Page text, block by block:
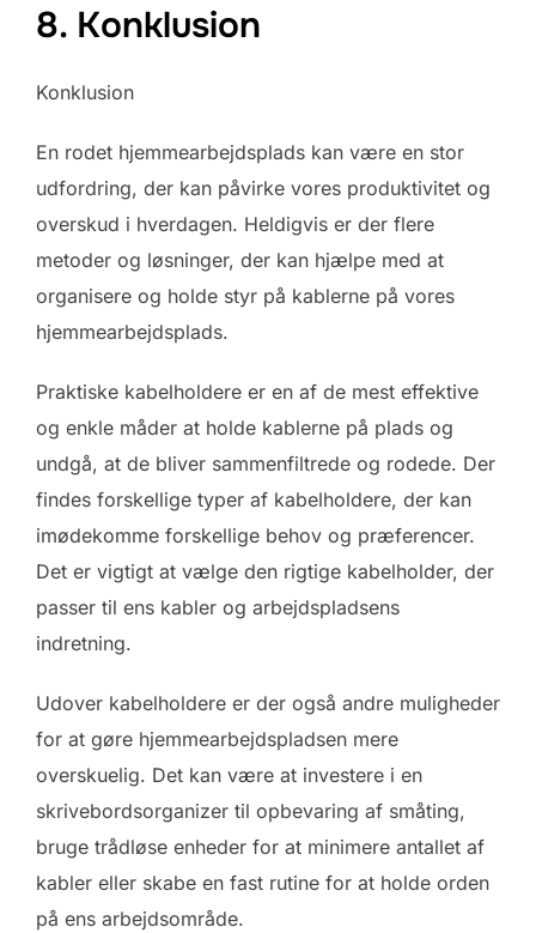
8. Konklusion
Konklusion
En rodet hjemmearbejdsplads kan være en stor
udfordring, der kan påvirke vores produktivitet og
overskud i hverdagen. Heldigvis er der flere
metoder og løsninger, der kan hjælpe med at
organisere og holde styr på kablerne på vores
hjemmearbejdsplads.
Praktiske kabelholdere er en af de mest effektive
og enkle måder at holde kablerne på plads og
undgå, at de bliver sammenfiltrede og rodede. Der
findes forskellige typer af kabelholdere, der kan
imødekomme forskellige behov og præferencer.
Det er vigtigt at vælge den rigtige kabelholder, der
passer til ens kabler og arbejdspladsens
indretning.
Udover kabelholdere er der også andre muligheder
for at gøre hjemmearbejdspladsen mere
overskuelig. Det kan være at investere i en
skrivebordsorganizer til opbevaring af småting,
bruge trådløse enheder for at minimere antallet af
kabler eller skabe en fast rutine for at holde orden
på ens arbejdsområde.